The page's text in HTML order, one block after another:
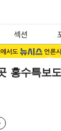
섹션
홍수특보